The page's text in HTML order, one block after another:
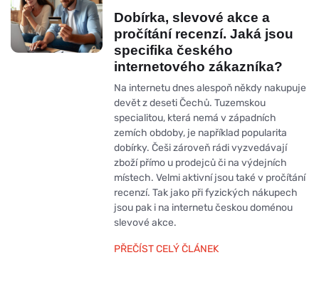
Dobírka, slevové akce a
pročítání recenzí. Jaká jsou
specifika českého
internetového zákazníka?
Na internetu dnes alespoň někdy nakupuje
devět z deseti Čechů. Tuzemskou
specialitou, která nemá v západních
zemích obdoby, je například popularita
dobírky. Češi zároveň rádi vyzvedávají
zboží přímo u prodejců či na výdejních
místech. Velmi aktivní jsou také v pročítání
recenzí. Tak jako při fyzických nákupech
jsou pak i na internetu českou doménou
slevové akce.
PŘEČÍST CELÝ ČLÁNEK